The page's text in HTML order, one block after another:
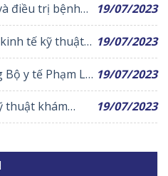
điều trị bệnh
19/07/2023
tế kỹ thuật
hành giá dịch
19/07/2023
y tế Phạm Lê
các khó khăn,
thực hiện tin
bệnh BHYT
19/07/2023
thuật khám
phổi
19/07/2023